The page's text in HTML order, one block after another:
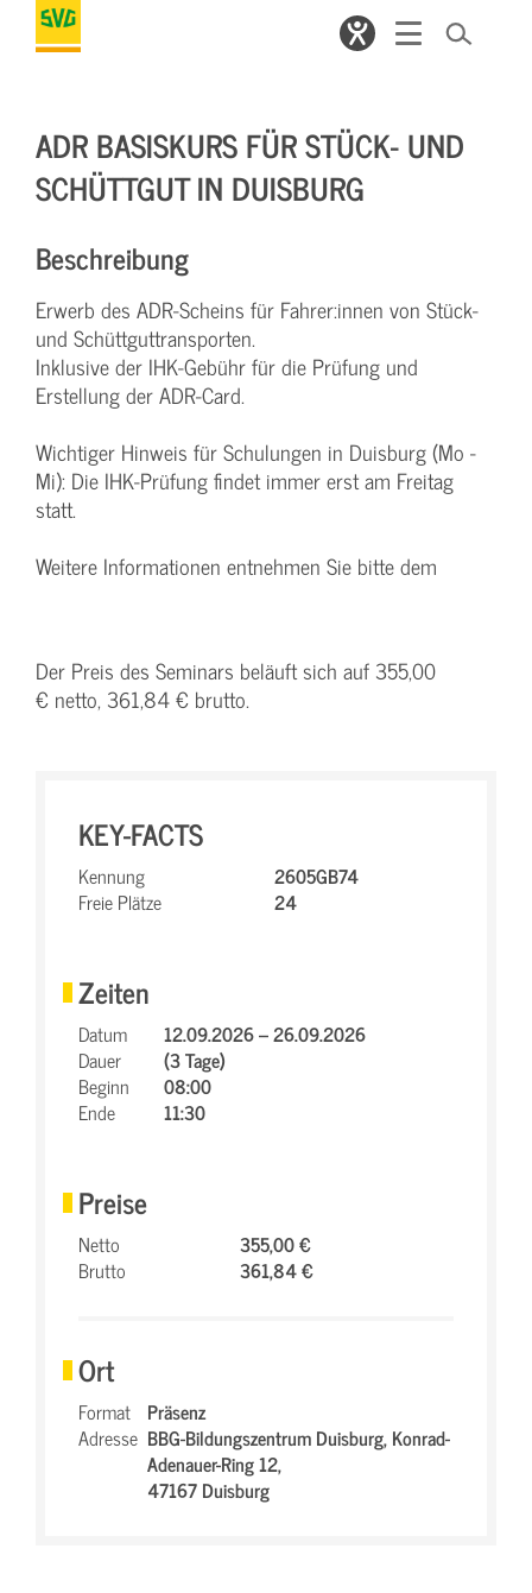
ADR BASISKURS FÜR STÜCK- UND
SCHÜTTGUT IN DUISBURG
Beschreibung
Erwerb des ADR-Scheins für Fahrer:innen von Stück-
und Schüttguttransporten.
Inklusive der IHK-Gebühr für die Prüfung und
Erstellung der ADR-Card.
Wichtiger Hinweis für Schulungen in Duisburg (Mo -
Mi): Die IHK-Prüfung findet immer erst am Freitag
statt.
Weitere Informationen entnehmen Sie bitte dem
Der Preis des Seminars beläuft sich auf 355,00
€ netto, 361,84 € brutto.
KEY-FACTS
Kennung
2605GB74
Freie Plätze
24
Zeiten
Datum
12.09.2026 – 26.09.2026
Dauer
(3 Tage)
Beginn
08:00
Ende
11:30
Preise
Netto
355,00 €
Brutto
361,84 €
Ort
Format Präsenz
Adresse BBG-Bildungszentrum Duisburg,Konrad-
Adenauer-Ring 12,
47167 Duisburg